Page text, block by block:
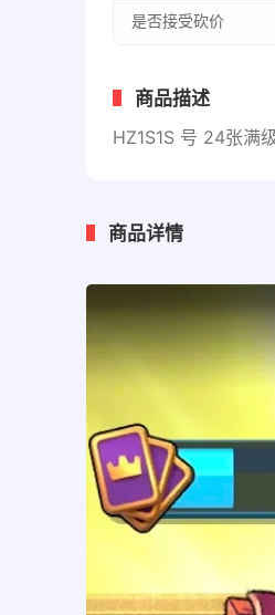
是否接受砍价
商品描述
HZ1S1S 号 24张满
商品详情